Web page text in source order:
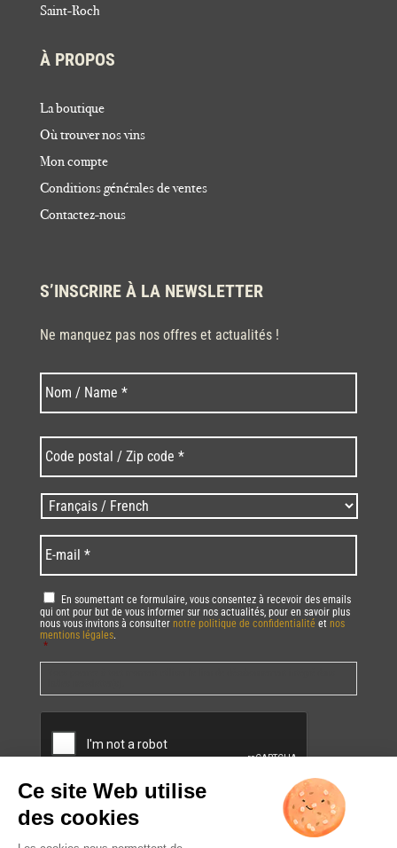
Saint-Roch
À PROPOS
La boutique
Où trouver nos vins
Mon compte
Conditions générales de ventes
Contactez-nous
S’INSCRIRE À LA NEWSLETTER
Ne manquez pas nos offres et actualités !
Nom * Nom
postal
/
Zip
code
* *
Langues
/
Language *
mail *
RGPD *
En soumettant ce formulaire, vous consentez à recevoir des emails
qui ont pour but de vous informer sur nos actualités, pour en savoir plus
nous vous invitons à consulter notre politique de confidentialité et nos
mentions légales.
*